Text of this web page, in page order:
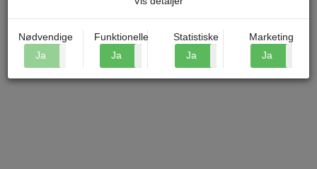
Nødvendige
Ja
Funktionelle
Ja
Statistiske
Ja
Marketing
Ja